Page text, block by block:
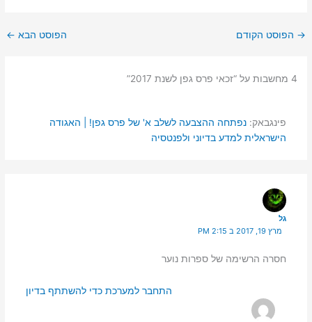
→ הפוסט הקודם הפוסט הבא ←
4 מחשבות על “זכאי פרס גפן לשנת 2017”
פינגבאק: נפתחה ההצבעה לשלב א' של פרס גפן! | האגודה
הישראלית למדע בדיוני ולפנטסיה
גל
מרץ 19, 2017 ב 2:15 PM
חסרה הרשימה של ספרות נוער
התחבר למערכת כדי להשתתף בדיון